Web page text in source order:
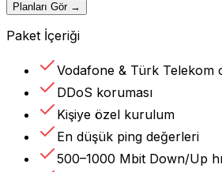
Planları Gör →
Paket İçeriği
Vodafone & Türk Telekom
DDoS koruması
Kişiye özel kurulum
En düşük ping değerleri
500–1000 Mbit Down/Up